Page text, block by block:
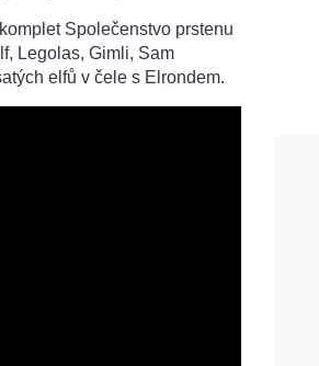
Společenstvo prstenu
Legolas, Gimli, Sam
elfů v čele s Elrondem.